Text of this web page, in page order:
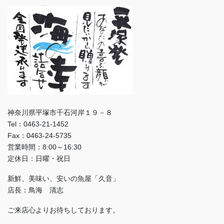
神奈川県平塚市千石河岸１９－８
Tel：0463-21-1452
Fax：0463-24-5735
営業時間：8:00～16:30
定休日：日曜・祝日
新鮮、美味い、安いの魚屋「久音」
店長：鳥海 清志
ご来店心よりお待ちしております。